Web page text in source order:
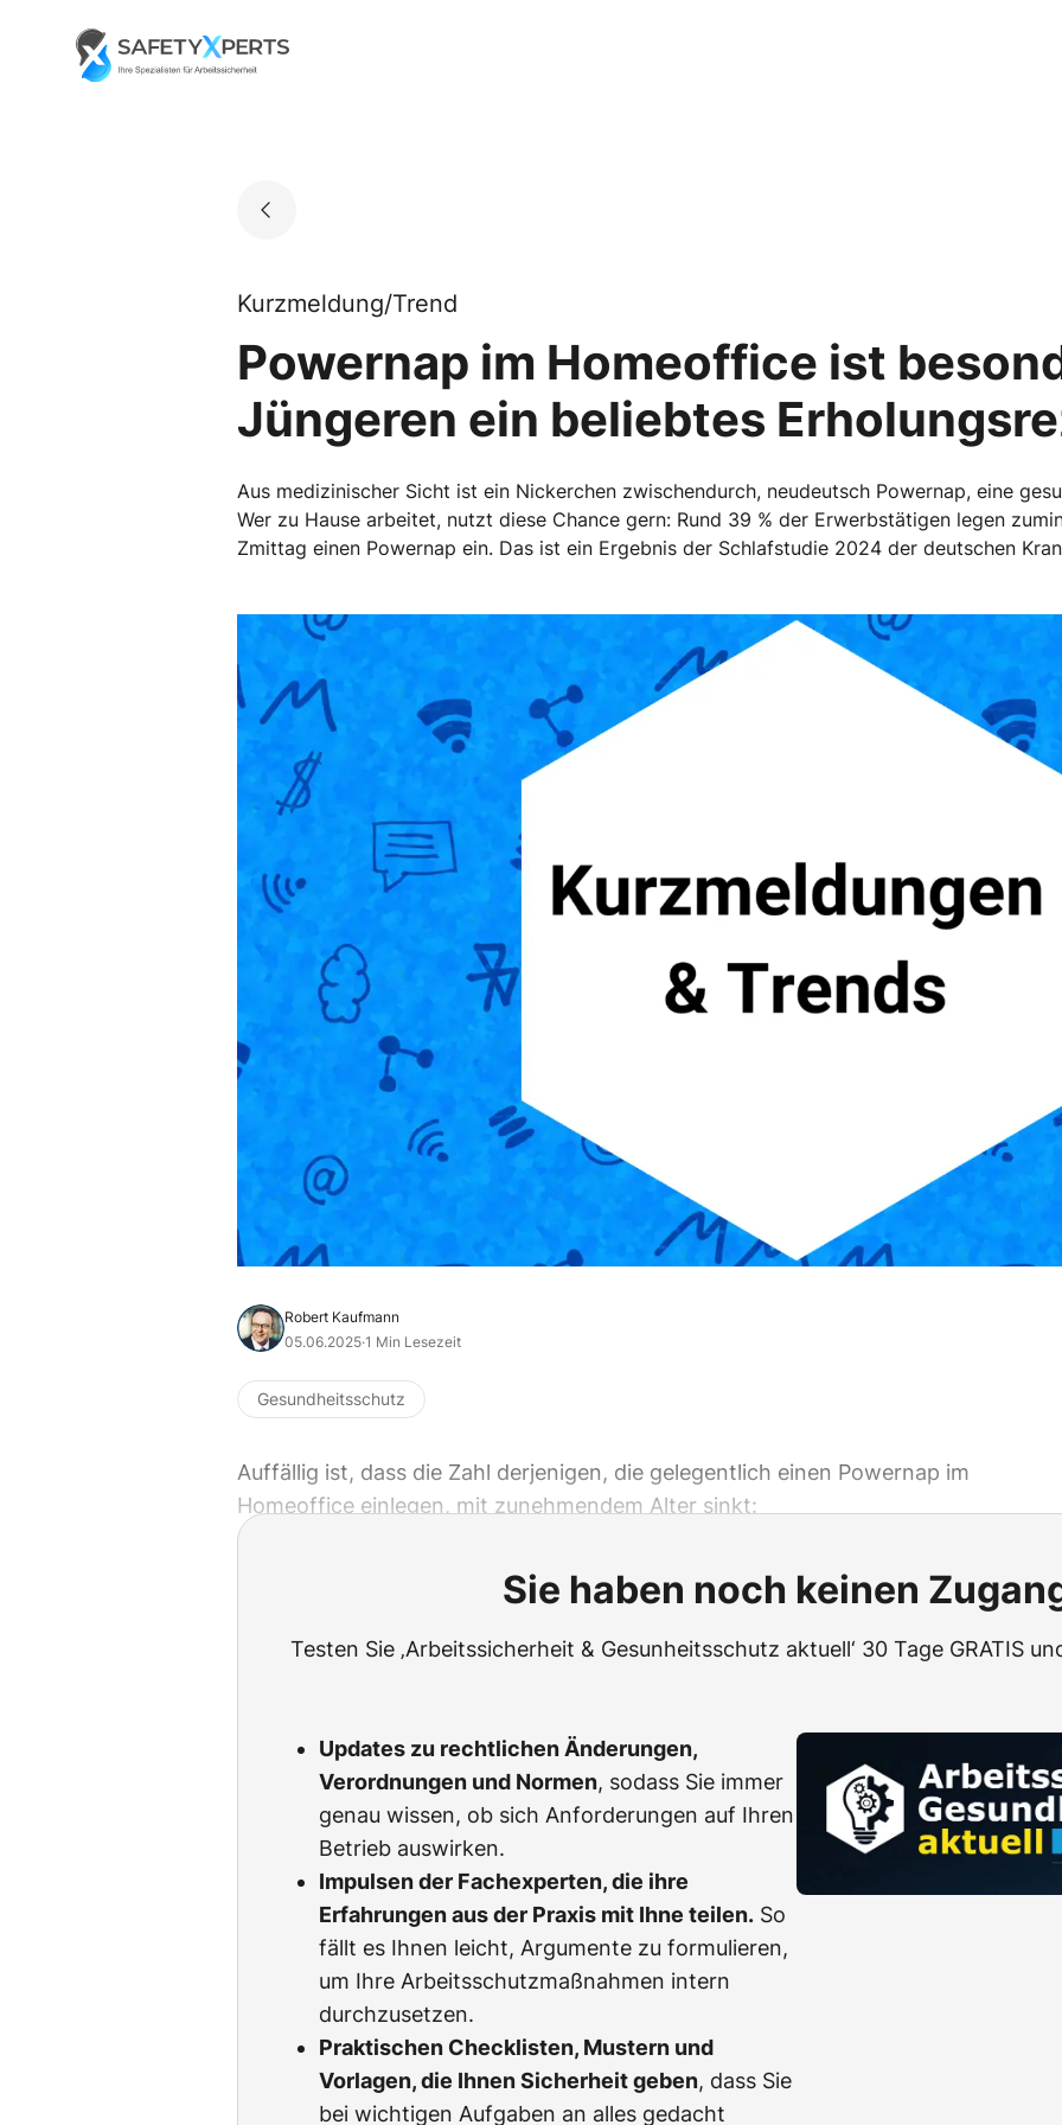
Go to landing page.
Kurzmeldung/Trend
Powernap im Homeoffice ist
Jüngeren ein beliebtes
Aus medizinischer Sicht ist ein Nickerchen zwischendurch, neudeutsch Powernap, eine
Wer zu Hause arbeitet, nutzt diese Chance gern: Rund 39 % der Erwerbstätigen legen
Zmittag einen Powernap ein. Das ist ein Ergebnis der Schlafstudie 2024 der deutschen
Robert Kaufmann
05.06.2025·1 Min Lesezeit
Gesundheitsschutz
Auffällig ist, dass die Zahl derjenigen, die gelegentlich einen Powernap im
Homeoffice einlegen, mit zunehmendem Alter sinkt:
Sie haben noch keinen
Testen Sie ‚Arbeitssicherheit & Gesunheitsschutz aktuell‘ 30 Tage GRATIS
Updates zu rechtlichen Änderungen,
Verordnungen und Normen, sodass Sie immer
genau wissen, ob sich Anforderungen auf Ihren
Betrieb auswirken.
Impulsen der Fachexperten, die ihre
Erfahrungen aus der Praxis mit Ihne teilen. So
fällt es Ihnen leicht, Argumente zu formulieren,
um Ihre Arbeitsschutzmaßnahmen intern
durchzusetzen.
Praktischen Checklisten, Mustern und
Vorlagen, die Ihnen Sicherheit geben, dass Sie
bei wichtigen Aufgaben an alles gedacht